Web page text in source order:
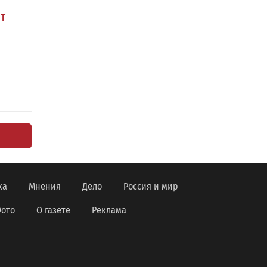
Мнения Дело Россия и мир
О газете Реклама